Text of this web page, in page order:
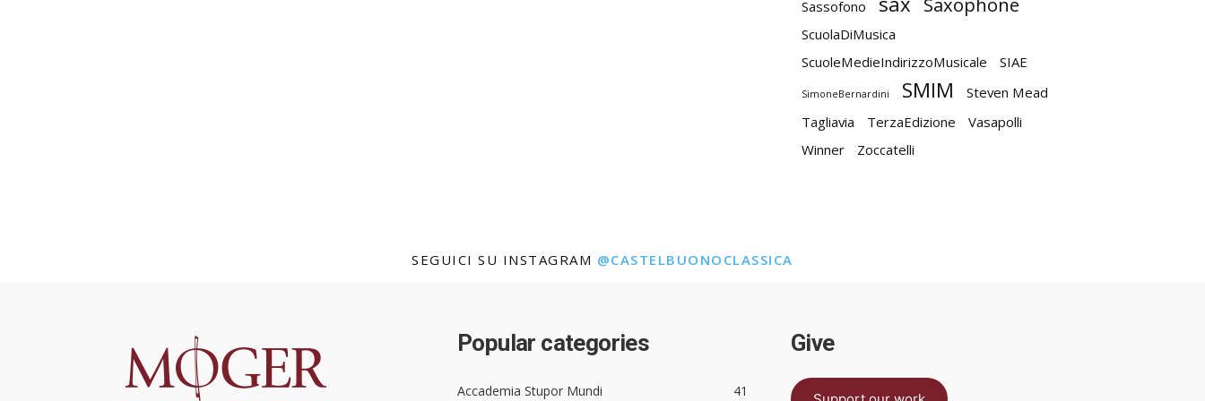
Sassofono
ScuolaDiMusica
ScuoleMedieIndirizzoMusicale
SIAE
SimoneBernardini SMIM
Steven Mead
Tagliavia
TerzaEdizione
Vasapolli
Winner
Zoccatelli
SEGUICI SU INSTAGRAM @CASTELBUONOCLASSICA
Popular categories
Accademia Stupor Mundi 41
Give